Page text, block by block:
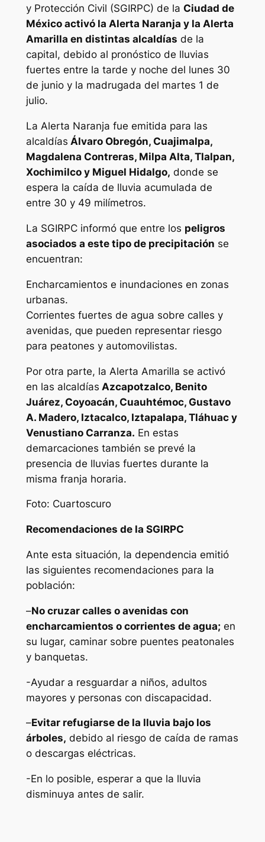
y Protección Civil (SGIRPC) de la Ciudad de
México activó la Alerta Naranja y la Alerta
Amarilla en distintas alcaldías de la
capital, debido al pronóstico de lluvias
fuertes entre la tarde y noche del lunes 30
de junio y la madrugada del martes 1 de
julio.
La Alerta Naranja fue emitida para las
alcaldías Álvaro Obregón, Cuajimalpa,
Magdalena Contreras, Milpa Alta, Tlalpan,
Xochimilco y Miguel Hidalgo, donde se
espera la caída de lluvia acumulada de
entre 30 y 49 milímetros.
La SGIRPC informó que entre los peligros
asociados a este tipo de precipitación se
encuentran:
Encharcamientos e inundaciones en zonas
urbanas.
Corrientes fuertes de agua sobre calles y
avenidas, que pueden representar riesgo
para peatones y automovilistas.
Por otra parte, la Alerta Amarilla se activó
en las alcaldías Azcapotzalco, Benito
Juárez, Coyoacán, Cuauhtémoc, Gustavo
A. Madero, Iztacalco, Iztapalapa, Tláhuac y
Venustiano Carranza. En estas
demarcaciones también se prevé la
presencia de lluvias fuertes durante la
misma franja horaria.
Foto: Cuartoscuro
Recomendaciones de la SGIRPC
Ante esta situación, la dependencia emitió
las siguientes recomendaciones para la
población:
–No cruzar calles o avenidas con
encharcamientos o corrientes de agua;en
su lugar, caminar sobre puentes peatonales
y banquetas.
-Ayudar a resguardar a niños, adultos
mayores y personas con discapacidad.
–Evitar refugiarse de la lluvia bajo los
árboles, debido al riesgo de caída de ramas
o descargas eléctricas.
-En lo posible, esperar a que la lluvia
disminuya antes de salir.